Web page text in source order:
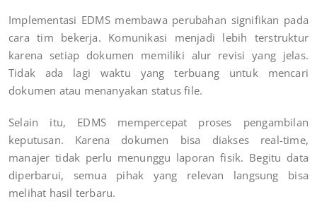
Implementasi EDMS membawa perubahan signifikan pada
cara tim bekerja. Komunikasi menjadi lebih terstruktur
karena setiap dokumen memiliki alur revisi yang jelas.
Tidak ada lagi waktu yang terbuang untuk mencari
dokumen atau menanyakan status file.
Selain itu, EDMS mempercepat proses pengambilan
keputusan. Karena dokumen bisa diakses real-time,
manajer tidak perlu menunggu laporan fisik. Begitu data
diperbarui, semua pihak yang relevan langsung bisa
melihat hasil terbaru.